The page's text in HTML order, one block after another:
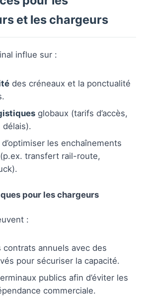
et les chargeurs
influe sur :
des créneaux et la ponctualité
globaux (tarifs d’accès,
délais).
les enchaînements
transfert rail-route,
pour les chargeurs
:
contrats annuels avec des
pour sécuriser la capacité.
publics afin d’éviter les
commerciale.